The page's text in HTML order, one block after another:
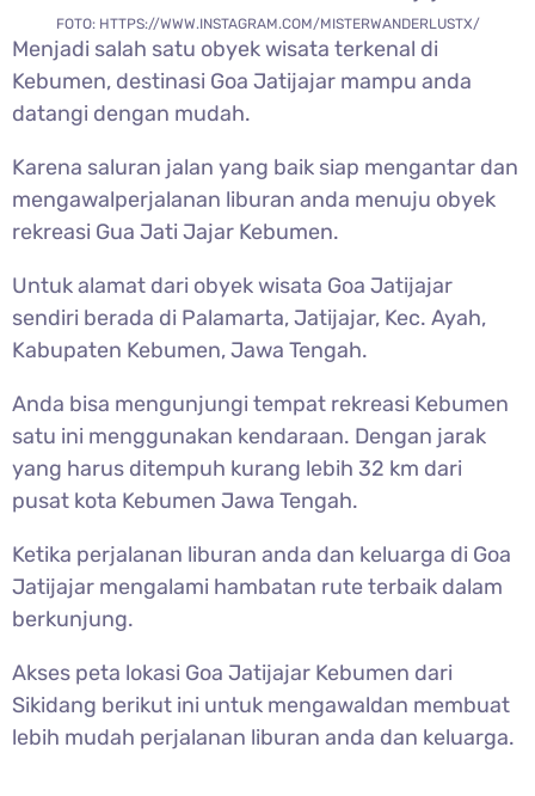
FOTO: HTTPS://WWW.INSTAGRAM.COM/MISTERWANDERLUSTX/
Menjadi salah satu obyek wisata terkenal di
Kebumen, destinasi Goa Jatijajar mampu anda
datangi dengan mudah.
Karena saluran jalan yang baik siap mengantar dan
mengawalperjalanan liburan anda menuju obyek
rekreasi Gua Jati Jajar Kebumen.
Untuk alamat dari obyek wisata Goa Jatijajar
sendiri berada di Palamarta, Jatijajar, Kec. Ayah,
Kabupaten Kebumen, Jawa Tengah.
Anda bisa mengunjungi tempat rekreasi Kebumen
satu ini menggunakan kendaraan. Dengan jarak
yang harus ditempuh kurang lebih 32 km dari
pusat kota Kebumen Jawa Tengah.
Ketika perjalanan liburan anda dan keluarga di Goa
Jatijajar mengalami hambatan rute terbaik dalam
berkunjung.
Akses peta lokasi Goa Jatijajar Kebumen dari
Sikidang berikut ini untuk mengawaldan membuat
lebih mudah perjalanan liburan anda dan keluarga.